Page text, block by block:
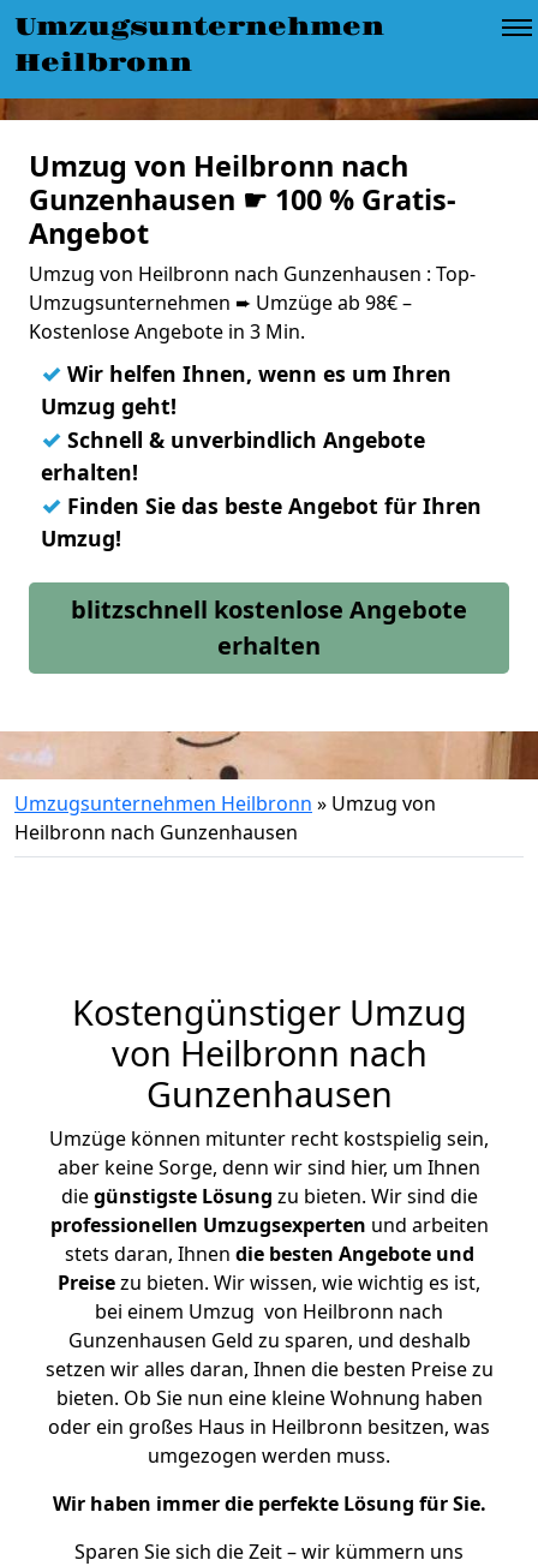
Umzugsunternehmen
Heilbronn
Umzug von Heilbronn nach
Gunzenhausen ☛ 100 % Gratis-
Angebot
Umzug von Heilbronn nach Gunzenhausen : Top-
Umzugsunternehmen ➨ Umzüge ab 98€ –
Kostenlose Angebote in 3 Min.
✓ Wir helfen Ihnen, wenn es um Ihren
Umzug geht!
✓ Schnell & unverbindlich Angebote
erhalten!
✓ Finden Sie das beste Angebot für Ihren
Umzug!
blitzschnell kostenlose Angebote
erhalten
Umzugsunternehmen Heilbronn » Umzug von
Heilbronn nach Gunzenhausen
Kostengünstiger Umzug
von Heilbronn nach
Gunzenhausen
Umzüge können mitunter recht kostspielig sein,
aber keine Sorge, denn wir sind hier, um Ihnen
diegünstigste Lösung zu bieten. Wir sind die
professionellen Umzugsexperten und arbeiten
stets daran, Ihnen die besten Angebote und
Preisezu bieten. Wir wissen, wie wichtig es ist,
bei einem Umzug von Heilbronn nach
Gunzenhausen Geld zu sparen, und deshalb
setzen wir alles daran, Ihnen die besten Preise zu
bieten. Ob Sie nun eine kleine Wohnung haben
oder ein großes Haus in Heilbronn besitzen, was
umgezogen werden muss.
Wir haben immer die perfekte Lösung für Sie.
Sparen Sie sich die Zeit – wir kümmern uns